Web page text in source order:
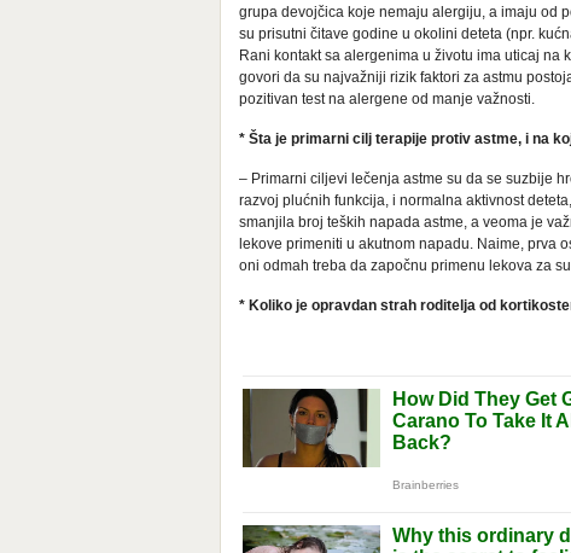
grupa devojčica koje nemaju alergiju, a imaju od
su prisutni čitave godine u okolini deteta (npr.
Rani kontakt sa alergenima u životu ima uticaj
govori da su najvažniji rizik faktori za astmu
pozitivan test na alergene od manje važnosti.
* Šta je primarni cilj terapije protiv astme, i na
– Primarni ciljevi lečenja astme su da se suzbije
razvoj plućnih funkcija, i normalna aktivnost
smanjila broj teških napada astme, a veoma je
lekove primeniti u akutnom napadu. Naime, prva
oni odmah treba da započnu primenu lekova za
* Koliko je opravdan strah roditelja od